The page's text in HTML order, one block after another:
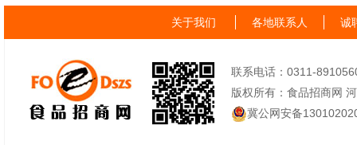
关于我们 各地联系人 诚
联系电话：0311-
版权所有：食品招商网
冀公网安备